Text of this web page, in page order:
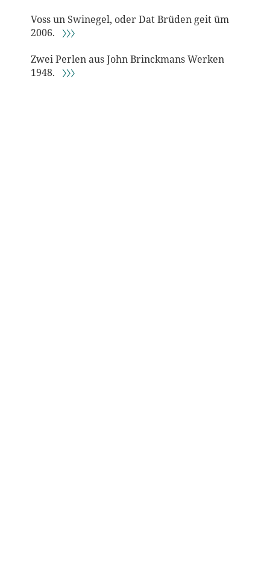
Voss un Swinegel, oder Dat Brüden geit üm
2006. 〉〉〉
Zwei Perlen aus John Brinckmans Werken
1948. 〉〉〉